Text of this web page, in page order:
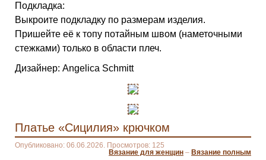
Подкладка:
Выкроите подкладку по размерам изделия.
Пришейте её к топу потайным швом (наметочными
стежками) только в области плеч.
Дизайнер: Angelica Schmitt
Платье «Сицилия» крючком
Опубликовано: 06.06.2026. Просмотров: 125
Вязание для женщин – Вязание полным